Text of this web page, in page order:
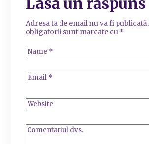
Adresa ta de email nu va fi publicată.
obligatorii sunt marcate cu *